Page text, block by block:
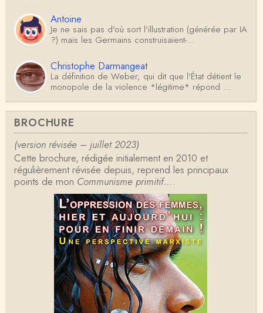
Antoine
Je ne sais pas d'où sort l'illustration (générée par IA
?) mais les Germains construisaient-…
Christophe Darmangeat
La définition de Weber, qui dit que l'État détient le
monopole de la violence *légitime* répond …
Anonymous
Formidable et complexe sujet ; l'ancien professeur
d'histoire que je suis, Alsacien de surcr…
Tangui Przybylowski
Concernant Fustel de Coulanges, j'ai le souvenir
d'avoir lu, il y a près de 10 ans, un autre…
Jean-Paul Demoule
L'Etat ayant donc le monopole de la violence légiti
me, comment interpréter la situation états-un…
Christophe Darmangeat
Je ne sais pas quelle est la couleur de ma ceintur
e, mais je suis bien d'accord avec vous sur le…
Christophe Darmangeat
BROCHURE
(version révisée – juillet 2023)
Cette brochure, rédigée initialement en 2010 et
régulièrement révisée depuis, reprend les principaux
points de mon Communisme primitif….